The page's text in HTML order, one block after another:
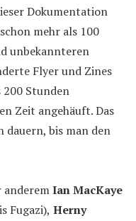
Dokumentation
mehr als 100
unbekannteren
Flyer und Zines
200 Stunden
Zeit angehäuft. Das
dauern, bis man den
Ian MacKaye
Fugazi), Herny